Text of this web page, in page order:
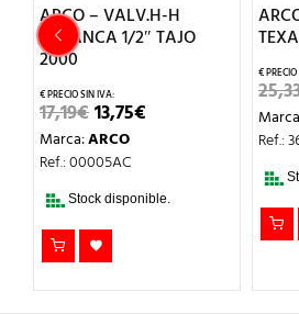
ARCO – VALV.H-H
PALANCA 1/2″ TAJO
2000
17,19€EL
PRECIO
ORIGINAL
ERA:
13,75€
Marca:ARCO
Ref.: 00005AC
Stock disponible.
Ref.: